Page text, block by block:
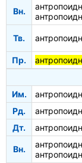
Вн.
Тв.
Пр.
Им.
Рд.
Дт.
Вн.